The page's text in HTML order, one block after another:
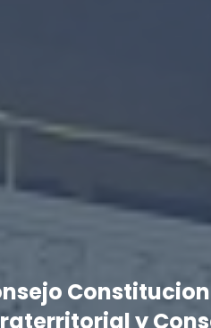
y